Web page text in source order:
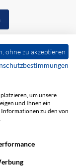
ohne zu akzeptieren
um unsere
und Ihnen ein
zu den von